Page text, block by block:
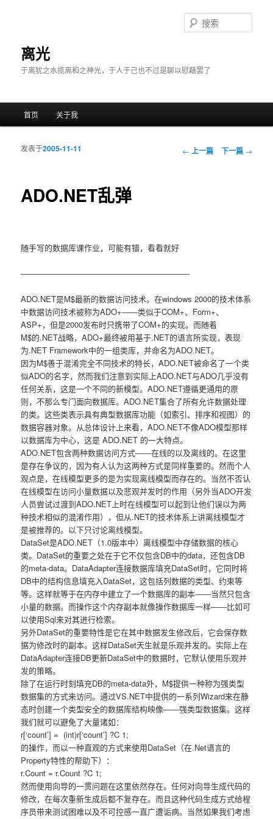
离光
于离犹之水揽离和之神光，于人于己也不过是聊以慰藉罢了
索
跳至主内容区域
跳至副内容区域
首页 关于我
文章导航
← 上一篇 下一篇 →
ADO.NET乱弹
发表于2005-11-11
随手写的数据库课作业，可能有错，看看就好
—————————————————————-
ADO.NET是M$最新的数据访问技术。在windows 2000的技术体系
中数据访问技术被称为ADO+――类似于COM+、Form+、
ASP+，但是2000发布时只携带了COM+的实现。而随着
M$的.NET战略，ADO+最终被用基于.NET的语言所实现，表现
为.NET Framework中的一组类库，并命名为ADO.NET。
因为M$善于混淆完全不同技术的特长，ADO.NET被命名了一个类
似ADO的名字，然而我们注意到实际上ADO.NET与ADO几乎没有
任何关系，这是一个不同的新模型。ADO.NET遵循更通用的原
则，不那么专门面向数据库。ADO.NET集合了所有允许数据处理
的类。这些类表示具有典型数据库功能（如索引、排序和视图）的
数据容器对象。从总体设计上来看，ADO.NET不像ADO模型那样
以数据库为中心，这是 ADO.NET 的一大特点。
ADO.NET包含两种数据访问方式――在线的以及离线的。在这里
是存在争议的，因为有人认为这两种方式是同样重要的。然而个人
观点是，在线模型更多的是为实现离线模型而存在的。当然不否认
在线模型在访问小量数据以及悲观并发时的作用（另外当ADO开发
人员尝试过渡到ADO.NET上时在线模型可以起到让他们误以为两
种技术相似的混淆作用），但从.NET的技术体系上讲离线模型才
是被推荐的。以下只讨论离线模型。
DataSet是ADO.NET（1.0版本中）离线模型中存储数据的核心
类。DataSet的重要之处在于它不仅包含DB中的data，还包含DB
的meta-data。DataAdapter连接数据库填充DataSet时，它同时将
DB中的结构信息填充入DataSet，这包括列数据的类型、约束等
等。这样就等于在内存中建立了一个数据库的副本――当然只包含
小量的数据。而操作这个内存副本就像操作数据库一样――比如可
以使用Sql来对其进行检索。
另外DataSet的重要特性是它在其中数据发生修改后，它会保存数
据为修改时的副本。这样DataSet天生就是乐观并发的。实际上在
DataAdapter连接DB更新DataSet中的数据时，它默认使用乐观并
发的策略。
除了在运行时刻填充DB的meta-data外，M$提供一种称为强类型
数据集的方式来访问。通过VS.NET中提供的一系列Wizard来在静
态时创建一个类型安全的数据库结构映像――强类型数据集。这样
我们就可以避免了大量诸如：
r[‘count’] = (int)r[‘count’] ?C 1;
的操作，而以一种直观的方式来使用DataSet（在.Net语言的
Property特性的帮助下）：
r.Count = r.Count ?C 1;
然而使用向导的一贯问题在这里依然存在。任何对向导生成代码的
修改，在每次重新生成后都不复存在。而且这种代码生成方式给程
序员带来测试困难以及不可控感一直广遭诟病。当然如果我们考虑